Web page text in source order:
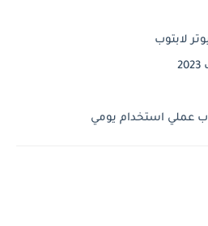
لابتوب
عملي استخدام يومي